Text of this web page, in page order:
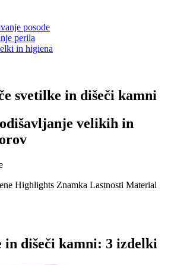
posode
perila
in higiena
svetilke in dišeči kamni
velikih in
Highlights Znamka Lastnosti Material
in dišeči kamni: 3 izdelki